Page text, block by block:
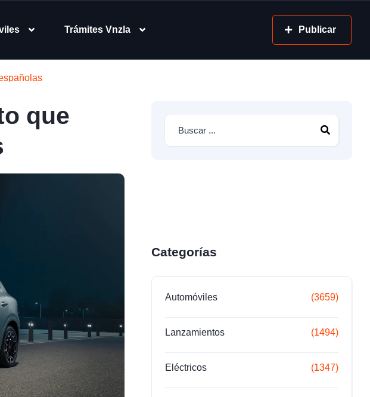
Trámites Vnzla Publicar
que
Categorías
Automóviles (3659)
Lanzamientos (1494)
Eléctricos (1347)